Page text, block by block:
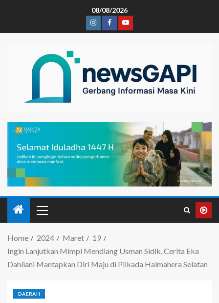
08/08/2026
Home 2024 Maret
19
Ingin Lanjutkan Mimpi Mendiang Usman Sidik, Cerita Eka
Dahliani Mantapkan Diri Maju di Pilkada Halmahera Selatan
DAERAH